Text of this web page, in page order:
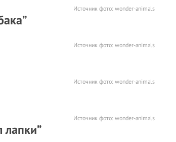
Источник фото: wonder-animals
Источник фото: wonder-animals
Источник фото: wonder-animals
Источник фото: wonder-animals
лапки”